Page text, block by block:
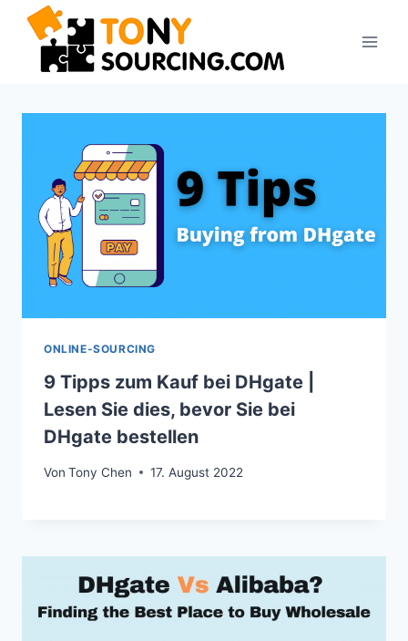
Zum
Inhalt
springen
ONLINE-SOURCING
9 Tipps zum Kauf bei DHgate |
Lesen Sie dies, bevor Sie bei
DHgate bestellen
Von Tony Chen 17. August 2022